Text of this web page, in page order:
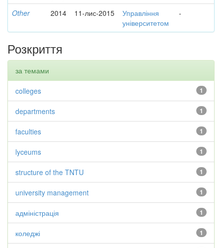
Other 2014 11-лис-2015
Управління
університетом
-
Розкриття
за темами
1
colleges
1
departments
1
faculties
1
lyceums
1
structure of the TNTU
1
university management
1
адміністрація
1
коледжі